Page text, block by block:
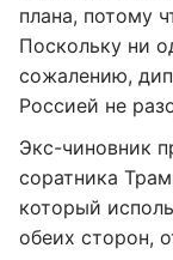
плана, потому
Поскольку ни
сожалению,
Россией не
Экс-чиновник
соратника
который
обеих сторон,